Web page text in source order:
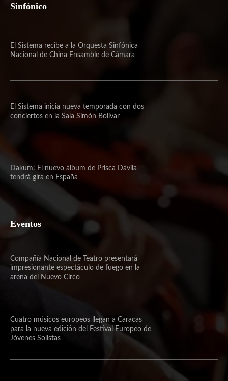
Sinfónico
El Sistema recibe a la Orquesta Sinfónica
Nacional de China Ensamble de Cámara
El Sistema inicia nueva temporada con dos
conciertos en la Sala Simón Bolívar
Dakum: El nuevo álbum de Prisca Dávila
tendrá gira en España
Eventos
Compañía Nacional de Teatro presentará
impresionante espectáculo de fuego en la
arena del Nuevo Circo
Cuatro músicos europeos llegan a Caracas
para la nueva edición del Festival Europeo de
Jóvenes Solistas